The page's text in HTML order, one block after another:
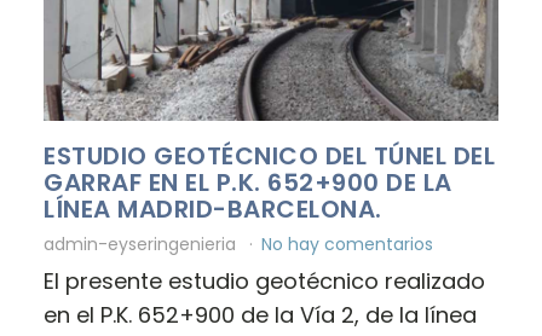
ESTUDIO GEOTÉCNICO DEL TÚNEL DEL
GARRAF EN EL P.K. 652+900 DE LA
LÍNEA MADRID-BARCELONA.
admin-eyseringenieria No hay comentarios
El presente estudio geotécnico realizado
en el P.K. 652+900 de la Vía 2, de la línea